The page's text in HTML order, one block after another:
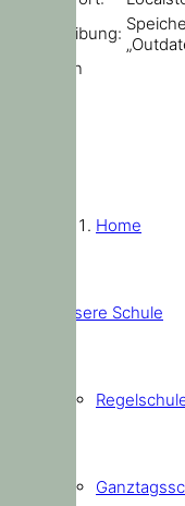
Beschreibung:
Schließen
Home
Unsere Schule